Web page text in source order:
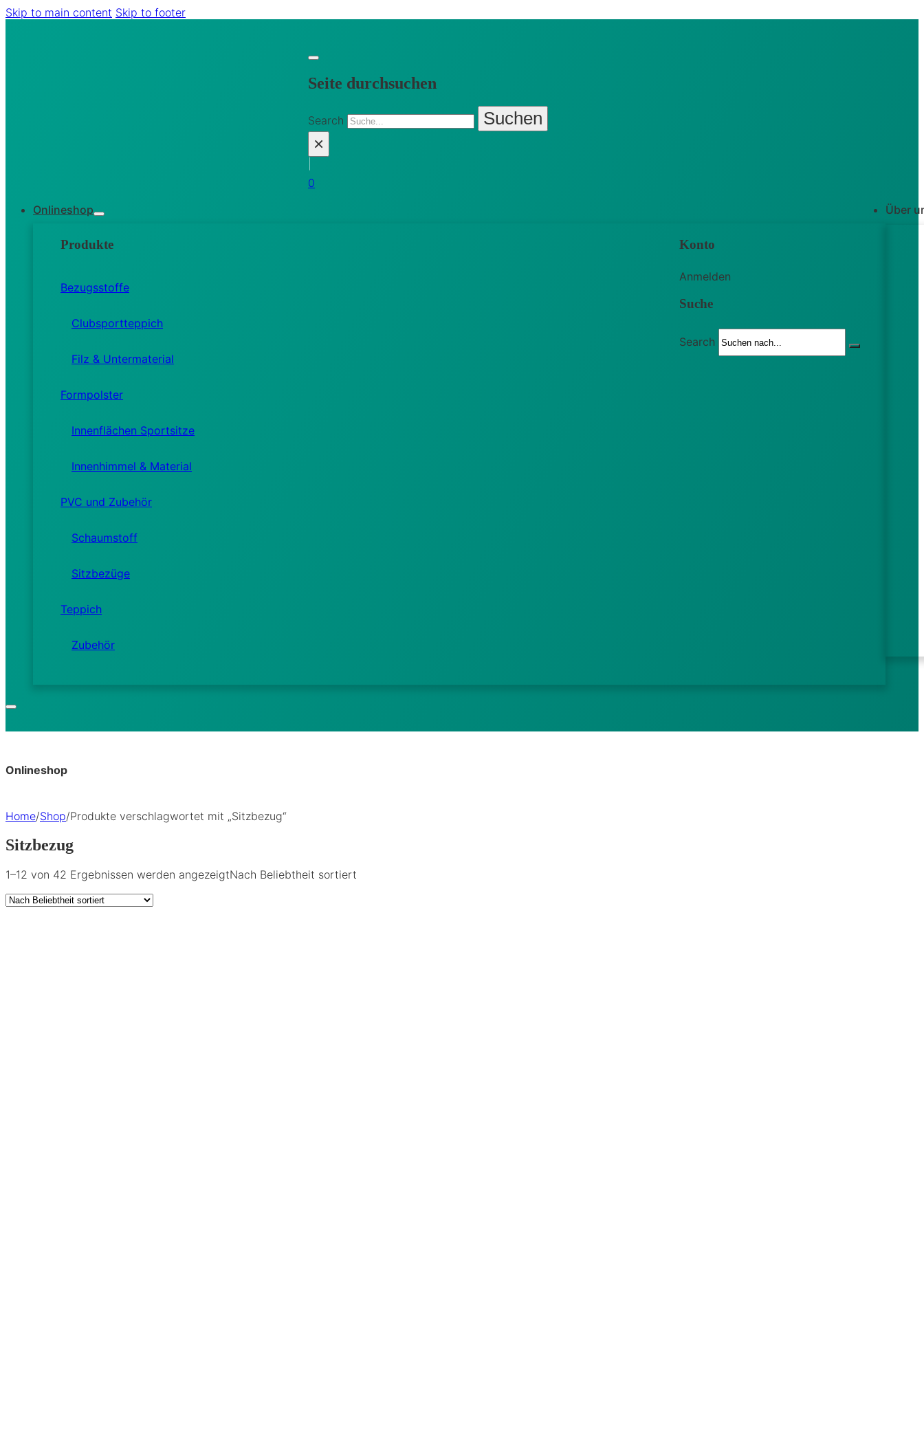
Skip to main content Skip to footer
Seite durchsuchen
Search
Suchen
×
0
Onlineshop
Produkte
Bezugsstoffe
Clubsportteppich
Filz & Untermaterial
Formpolster
Innenflächen Sportsitze
Innenhimmel & Material
PVC und Zubehör
Schaumstoff
Sitzbezüge
Teppich
Zubehör
Konto
Anmelden
Suche
Search
Über
Onlineshop
Home/Shop/Produkte verschlagwortet mit „Sitzbezug“
Sitzbezug
1–12 von 42 Ergebnissen werden angezeigtNach Beliebtheit sortiert